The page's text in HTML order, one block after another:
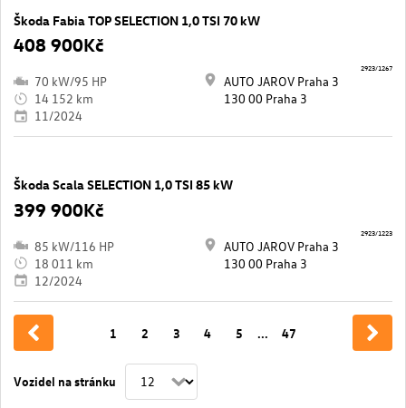
Škoda Fabia TOP SELECTION 1,0 TSI 70 kW
408 900Kč
70 kW/95 HP
14 152 km
11/2024
AUTO JAROV Praha 3
130 00 Praha 3
2923/1267
Škoda Scala SELECTION 1,0 TSI 85 kW
399 900Kč
85 kW/116 HP
18 011 km
12/2024
AUTO JAROV Praha 3
130 00 Praha 3
2923/1223
Vozidel na stránku
1 2 3 4 5 ... 47